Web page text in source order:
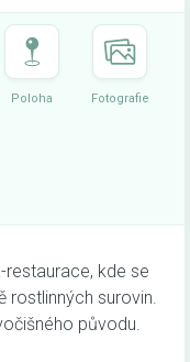
Poloha Fotografie
restaurace, kde se
rostlinných surovin.
původu.